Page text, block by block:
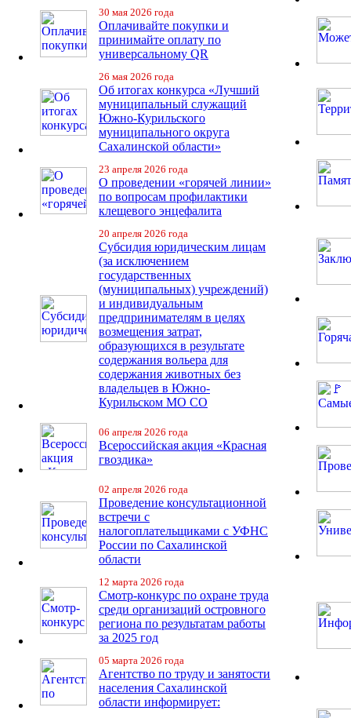
30 мая 2026 года
Оплачивайте покупки и
принимайте оплату по
универсальному QR
26 мая 2026 года
Об итогах конкурса «Лучший
муниципальный служащий
Южно-Курильского
муниципального округа
Сахалинской области»
23 апреля 2026 года
О проведении «горячей линии»
по вопросам профилактики
клещевого энцефалита
20 апреля 2026 года
Субсидия юридическим лицам
(за исключением
государственных
(муниципальных) учреждений)
и индивидуальным
предпринимателям в целях
возмещения затрат,
образующихся в результате
содержания вольера для
содержания животных без
владельцев в Южно-
Курильском МО СО
06 апреля 2026 года
Всероссийская акция «Красная
гвоздика»
02 апреля 2026 года
Проведение консультационной
встречи с
налогоплательщиками с УФНС
России по Сахалинской
области
12 марта 2026 года
Смотр-конкурс по охране труда
среди организаций островного
региона по результатам работы
за 2025 год
05 марта 2026 года
Агентство по труду и занятости
населения Сахалинской
области информирует: